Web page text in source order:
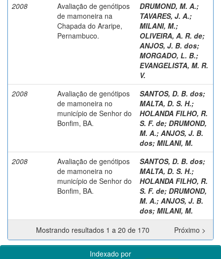
2008
Avaliação de genótipos
de mamoneira na
Chapada do Araripe,
Pernambuco.
DRUMOND, M. A.;
TAVARES, J. A.;
MILANI, M.;
OLIVEIRA, A. R. de;
ANJOS, J. B. dos;
MORGADO, L. B.;
EVANGELISTA, M. R.
V.
2008
Avaliação de genótipos
de mamoneira no
município de Senhor do
Bonfim, BA.
SANTOS, D. B. dos;
MALTA, D. S. H.;
HOLANDA FILHO, R.
S. F. de; DRUMOND,
M. A.; ANJOS, J. B.
dos; MILANI, M.
2008
Avaliação de genótipos
de mamoneira no
município de Senhor do
Bonfim, BA.
SANTOS, D. B. dos;
MALTA, D. S. H.;
HOLANDA FILHO, R.
S. F. de; DRUMOND,
M. A.; ANJOS, J. B.
dos; MILANI, M.
Mostrando resultados 1 a 20 de 170
Próximo >
Indexado por